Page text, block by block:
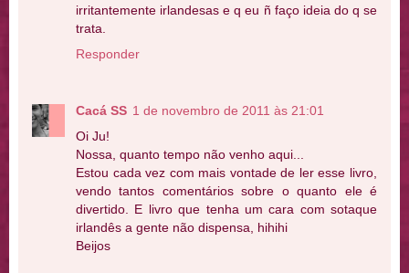
irritantemente irlandesas e q eu ñ faço ideia do q se
trata.
Responder
Cacá SS 1 de novembro de 2011 às 21:01
Oi Ju!
Nossa, quanto tempo não venho aqui...
Estou cada vez com mais vontade de ler esse livro,
vendo tantos comentários sobre o quanto ele é
divertido. E livro que tenha um cara com sotaque
irlandês a gente não dispensa, hihihi
Beijos